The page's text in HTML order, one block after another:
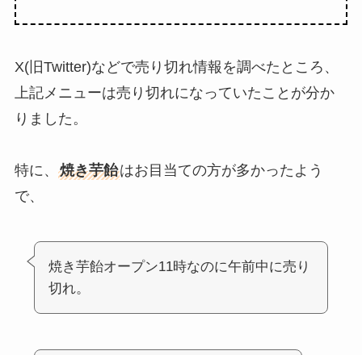
X(旧Twitter)などで売り切れ情報を調べたところ、
上記メニューは売り切れになっていたことが分か
りました。
特に、 焼き芋飴はお目当ての方が多かったよう
で、
焼き芋飴オープン11時なのに午前中に売り
切れ。